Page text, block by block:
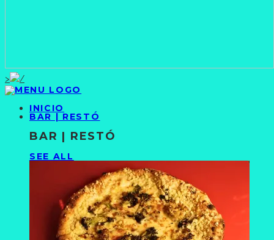
>
INICIO
BAR | RESTÓ
BAR | RESTÓ
SEE ALL